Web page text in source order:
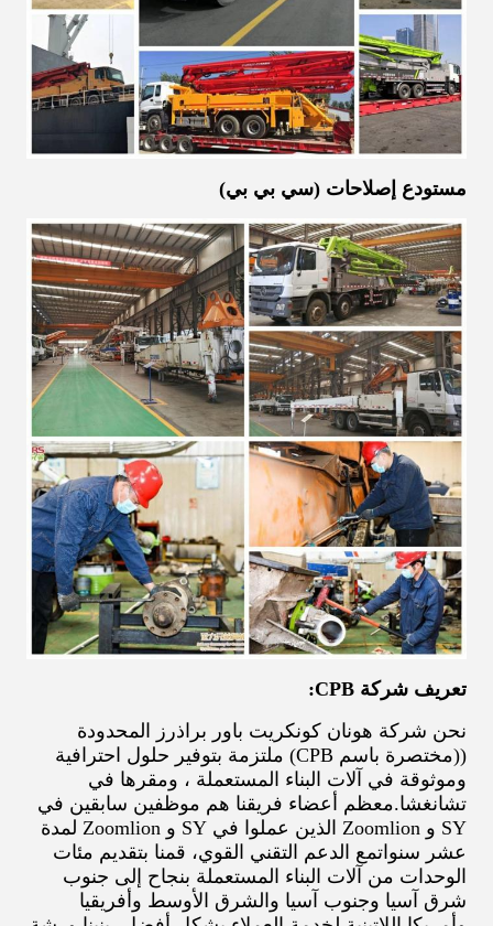
مستودع إصلاحات (سي بي بي)
تعريف شركة CPB:
نحن شركة هونان كونكريت باور براذرز المحدودة
((مختصرة باسم CPB) ملتزمة بتوفير حلول احترافية
وموثوقة في آلات البناء المستعملة ، ومقرها في
تشانغشا.معظم أعضاء فريقنا هم موظفين سابقين في
SY و Zoomlion الذين عملوا في SY و Zoomlion لمدة
عشر سنواتمع الدعم التقني القوي، قمنا بتقديم مئات
الوحدات من آلات البناء المستعملة بنجاح إلى جنوب
شرق آسيا وجنوب آسيا والشرق الأوسط وأفريقيا